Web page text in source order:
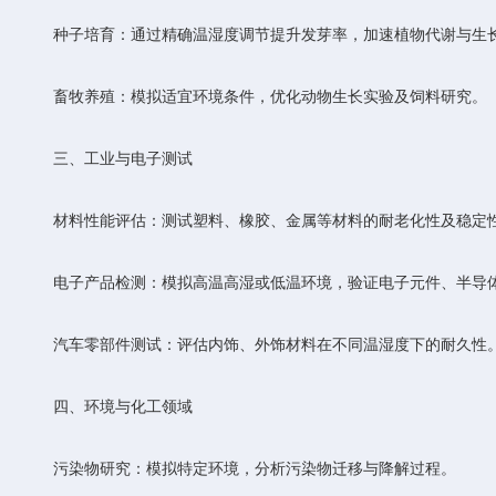
种子培育‌：通过精确温湿度调节提升发芽率，加速植物代谢与生
‌畜牧养殖‌：模拟适宜环境条件，优化动物生长实验及饲料研究。
三、工业与电子测试
材料性能评估‌：测试塑料、橡胶、金属等材料的耐老化性及稳定
电子产品检测‌：模拟高温高湿或低温环境，验证电子元件、半导
‌汽车零部件测试‌：评估内饰、外饰材料在不同温湿度下的耐久性。
四、环境与化工领域
‌污染物研究‌：模拟特定环境，分析污染物迁移与降解过程。